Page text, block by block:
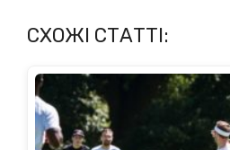
СХОЖІ СТАТТІ: